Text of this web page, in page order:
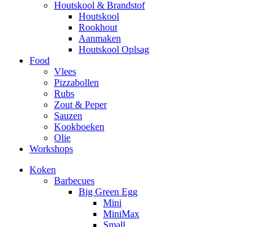
Houtskool & Brandstof
Houtskool
Rookhout
Aanmaken
Houtskool Oplsag
Food
Vlees
Pizzabollen
Rubs
Zout & Peper
Sauzen
Kookboeken
Olie
Workshops
Koken
Barbecues
Big Green Egg
Mini
MiniMax
Small